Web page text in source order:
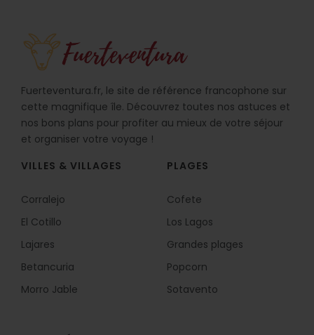
Fuerteventura.fr, le site de référence francophone sur
cette magnifique île. Découvrez toutes nos astuces et
nos bons plans pour profiter au mieux de votre séjour
et organiser votre voyage !
VILLES & VILLAGES
Corralejo
El Cotillo
Lajares
Betancuria
Morro Jable
PLAGES
Cofete
Los Lagos
Grandes plages
Popcorn
Sotavento